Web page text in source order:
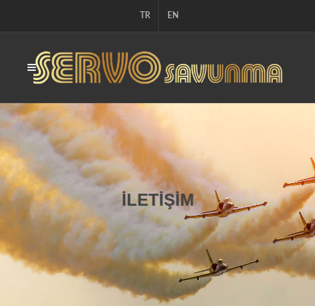
TR EN
İLETİŞİM